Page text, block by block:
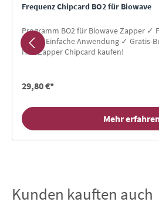
Frequenz Chipcard BO2 für Biowave
Programm BO2 für Biowave Zapper ✓
Alle ✓ Einfache Anwendung ✓ Gratis-
Hier Zapper Chipcard kaufen!
29,80 €*
Mehr
Produktgalerie überspringen
Kunden kauften auch